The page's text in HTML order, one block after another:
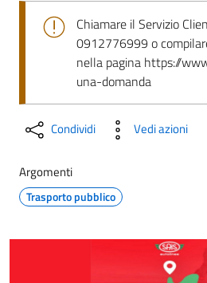
Chiamare il Servizio
0912776999 o
nella pagina https://
una-domanda
Condividi Vedi azioni
Argomenti
Trasporto pubblico